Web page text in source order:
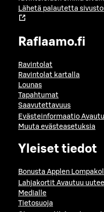
Lähetä palautetta
Raflaamo.fi
Ravintolat
Ravintolat kartalla
Lounas
Tapahtumat
Saavutettavuus
Evästeinformaatio
Muuta evästeasetuksia
Yleiset tiedot
Bonusta Applen
Lahjakortit Avautuu
Medialle
Tietosuoja